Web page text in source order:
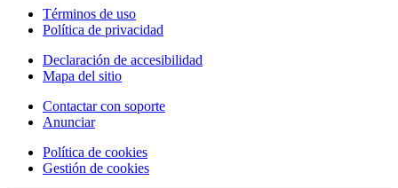
Términos de uso
Política de privacidad
Declaración de accesibilidad
Mapa del sitio
Contactar con soporte
Anunciar
Política de cookies
Gestión de cookies